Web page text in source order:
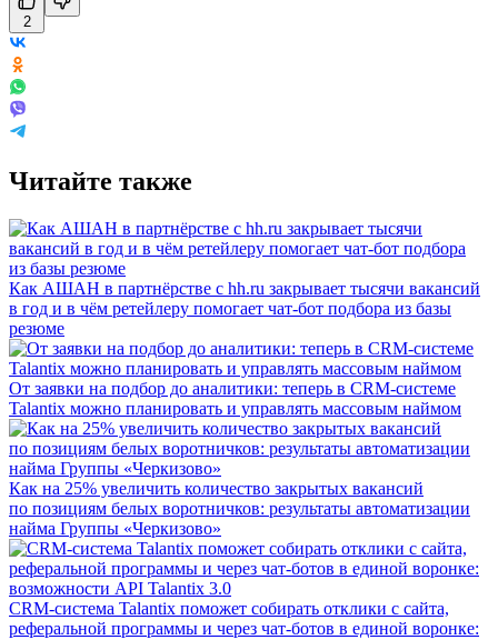
2
Читайте также
Как АШАН в партнёрстве с hh.ru закрывает тысячи вакансий
в год и в чём ретейлеру помогает чат-бот подбора из базы
резюме
От заявки на подбор до аналитики: теперь в CRM-системе
Talantix можно планировать и управлять массовым наймом
Как на 25% увеличить количество закрытых вакансий
по позициям белых воротничков: результаты автоматизации
найма Группы «Черкизово»
CRM-система Talantix поможет собирать отклики с сайта,
реферальной программы и через чат-ботов в единой воронке: